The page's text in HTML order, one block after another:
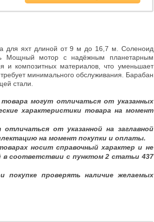
для яхт длиной от 9 м до 16,7 м. Соленоид
Мощный мотор с надёжным планетарным
и композитных материалов, что уменьшает
минимального обслуживания. Барабан
стали.
товара могут отличаться от указанных
характеристики товара на момент
от указанной на заглавной
на момент покупки и оплаты.
носит справочный характер и не
соответствии с пунктом 2 статьи 437
покупке проверять наличие желаемых